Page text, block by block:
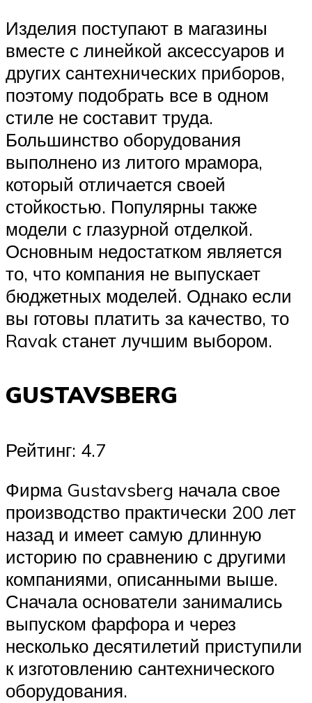
Изделия поступают в магазины
вместе с линейкой аксессуаров и
других сантехнических приборов,
поэтому подобрать все в одном
стиле не составит труда.
Большинство оборудования
выполнено из литого мрамора,
который отличается своей
стойкостью. Популярны также
модели с глазурной отделкой.
Основным недостатком является
то, что компания не выпускает
бюджетных моделей. Однако если
вы готовы платить за качество, то
Ravak станет лучшим выбором.
GUSTAVSBERG
Рейтинг: 4.7
Фирма Gustavsberg начала свое
производство практически 200 лет
назад и имеет самую длинную
историю по сравнению с другими
компаниями, описанными выше.
Сначала основатели занимались
выпуском фарфора и через
несколько десятилетий приступили
к изготовлению сантехнического
оборудования.